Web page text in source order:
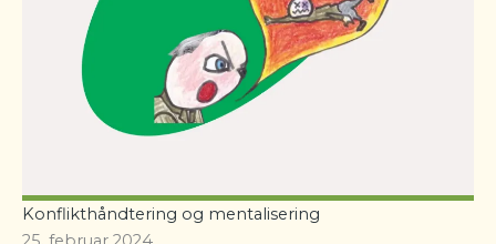
Konflikthåndtering og mentalisering